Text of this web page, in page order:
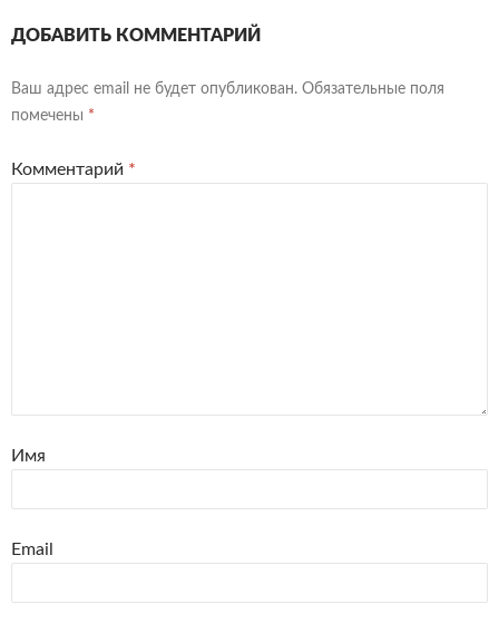
ДОБАВИТЬ КОММЕНТАРИЙ
Ваш адрес email не будет опубликован. Обязательные поля
помечены *
Комментарий *
Имя
Email